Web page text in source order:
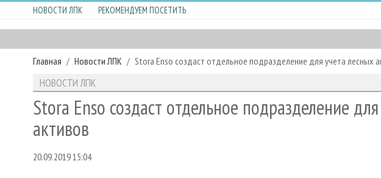
НОВОСТИ ЛПК
РЕКОМЕНДУЕМ ПОСЕТИТЬ
Главная Новости ЛПК Stora Enso создаст отдельное подразделение для учета лесных
НОВОСТИ ЛПК
Stora Enso создаст отдельное подразделение
активов
20.09.2019 15:04